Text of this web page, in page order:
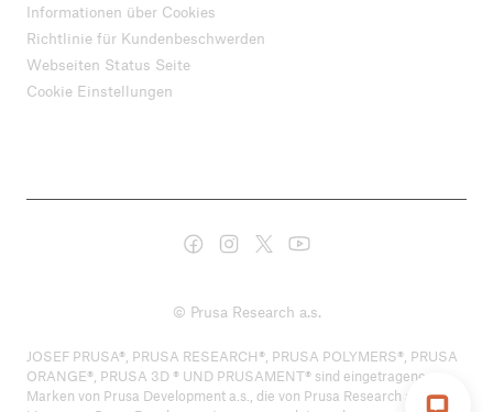
Informationen über Cookies
Richtlinie für Kundenbeschwerden
Webseiten Status Seite
Cookie Einstellungen
© Prusa Research a.s.
JOSEF PRUSA®, PRUSA RESEARCH®, PRUSA POLYMERS®, PRUSA
ORANGE®, PRUSA 3D ® UND PRUSAMENT® sind eingetragene
Marken von Prusa Development a.s., die von Prusa Research a.s. unter